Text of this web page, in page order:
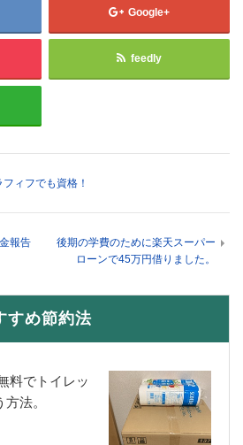
Google+
feedly
フィフでも資格！
報告
後期の学費のために楽天スーパー
ローンで45万円借りました。
め節約法
でトイレッ
法。